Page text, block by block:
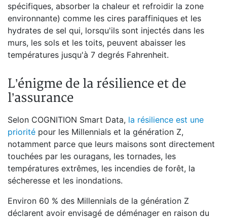
spécifiques, absorber la chaleur et refroidir la zone
environnante) comme les cires paraffiniques et les
hydrates de sel qui, lorsqu'ils sont injectés dans les
murs, les sols et les toits, peuvent abaisser les
températures jusqu'à 7 degrés Fahrenheit.
L’énigme de la résilience et de
l’assurance
Selon COGNITION Smart Data, la résilience est une
priorité pour les Millennials et la génération Z,
notamment parce que leurs maisons sont directement
touchées par les ouragans, les tornades, les
températures extrêmes, les incendies de forêt, la
sécheresse et les inondations.
Environ 60 % des Millennials de la génération Z
déclarent avoir envisagé de déménager en raison du